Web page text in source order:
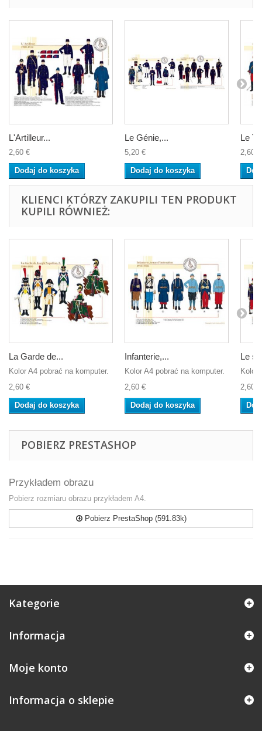
L'Artilleur...
2,60 €
Dodaj do koszyka
Le Génie,...
5,20 €
Dodaj do koszyka
Le
2,60 €
KLIENCI KTÓRZY ZAKUPILI TEN PRODUKT
KUPILI RÓWNIEŻ:
La Garde de...
Kolor A4 pobrać na komputer.
2,60 €
Dodaj do koszyka
Infanterie,...
Kolor A4 pobrać na komputer.
2,60 €
Dodaj do koszyka
Le
Kolor
2,60 €
POBIERZ PRESTASHOP
Przykładem obrazu
Pobierz rozmiaru obrazu przykładem A4.
Pobierz PrestaShop (591.83k)
Kategorie
Informacja
Moje konto
Informacja o sklepie